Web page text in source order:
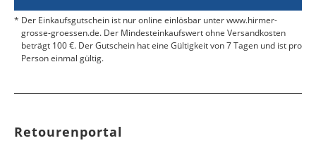
Der Einkaufsgutschein ist nur online einlösbar unter www.hirmer-
grosse-groessen.de. Der Mindesteinkaufswert ohne Versandkosten
beträgt 100 €. Der Gutschein hat eine Gültigkeit von 7 Tagen und ist pro
Person einmal gültig.
Retourenportal